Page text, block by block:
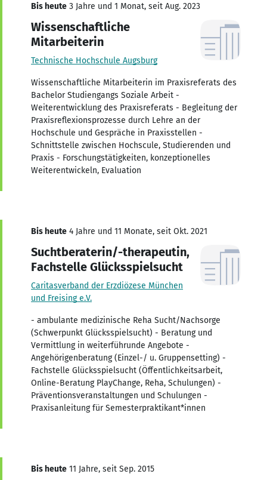
Bis heute 3 Jahre und 1 Monat, seit Aug. 2023
Wissenschaftliche
Mitarbeiterin
Technische Hochschule Augsburg
Wissenschaftliche Mitarbeiterin im Praxisreferats des
Bachelor Studiengangs Soziale Arbeit -
Weiterentwicklung des Praxisreferats - Begleitung der
Praxisreflexionsprozesse durch Lehre an der
Hochschule und Gespräche in Praxisstellen -
Schnittstelle zwischen Hochscule, Studierenden und
Praxis - Forschungstätigkeiten, konzeptionelles
Weiterentwickeln, Evaluation
Bis heute 4 Jahre und 11 Monate, seit Okt. 2021
Suchtberaterin/-therapeutin,
Fachstelle Glücksspielsucht
Caritasverband der Erzdiözese München
und Freising e.V.
- ambulante medizinische Reha Sucht/Nachsorge
(Schwerpunkt Glücksspielsucht) - Beratung und
Vermittlung in weiterführunde Angebote -
Angehörigenberatung (Einzel-/ u. Gruppensetting) -
Fachstelle Glücksspielsucht (Öffentlichkeitsarbeit,
Online-Beratung PlayChange, Reha, Schulungen) -
Präventionsveranstaltungen und Schulungen -
Praxisanleitung für Semesterpraktikant*innen
Bis heute 11 Jahre, seit Sep. 2015